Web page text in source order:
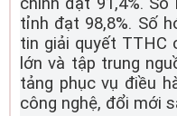
tỉnh đạt 98,8%. Số
tin giải quyết TTHC
lớn và tập trung
tảng phục vụ điều
công nghệ, đổi mới